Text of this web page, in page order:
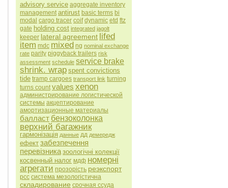
advisory service aggregate inventory
management antirust basic terms bi
modal cargo tracer coif dynamic etd ftz
gate holding cost integrated jagolt
keeper lateral agreement lifed
item mdc mixed ng nominal exchange
rate parity piggyback trailers risk
assessment schedule service brake
shrink. wrap spent convictions
tide tramp cargoes transport link turning
turns count values xenon
администрирование логистической
системы акцептирование
амортизационные материалы
балласт бензоколонка
верхний багажник
гармонізація данные дд демередж
ефект забезпечення
перевізника зоологічні колекції
косвенный налог мдф номерні
агрегати прозорість реэкспорт
рсс система мезологістична
складирование срочная ссуда